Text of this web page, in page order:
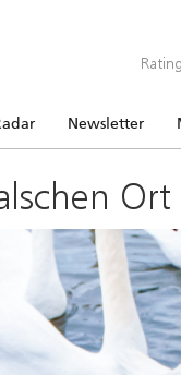
Newsletter